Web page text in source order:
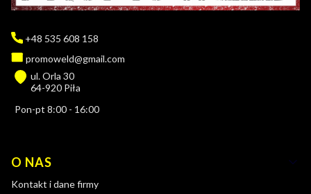
+48 535 608 158
promoweld@gmail.com
ul. Orla 30
64-920 Piła
Pon-pt 8:00 - 16:00
Linki w stopce
O NAS
Kontakt i dane firmy